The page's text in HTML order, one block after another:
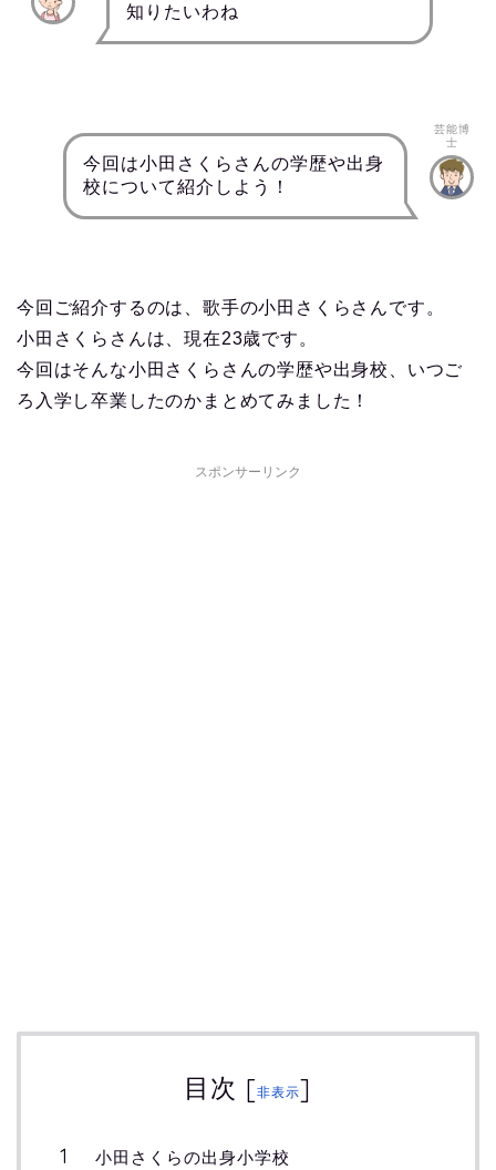
知りたいわね
今回は小田さくらさんの学歴や出身
校について紹介しよう！
芸能博
士
今回ご紹介するのは、歌手の小田さくらさんです。
小田さくらさんは、現在23歳です。
今回はそんな小田さくらさんの学歴や出身校、いつご
ろ入学し卒業したのかまとめてみました！
スポンサーリンク
目次 [非表示]
小田さくらの出身小学校